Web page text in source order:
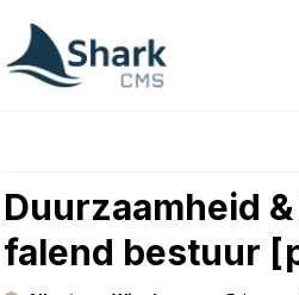
Duurzaamheid
falend bestuur